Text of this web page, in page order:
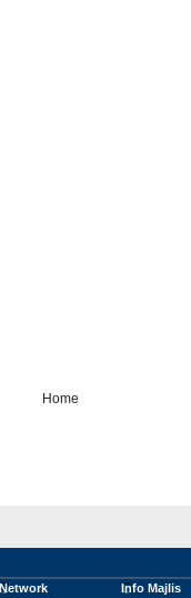
Home
Network
Info Majlis